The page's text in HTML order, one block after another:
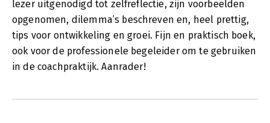
lezer uitgenodigd tot zelfreflectie, zijn voorbeelden
opgenomen, dilemma’s beschreven en, heel prettig,
tips voor ontwikkeling en groei. Fijn en praktisch boek,
ook voor de professionele begeleider om te gebruiken
in de coachpraktijk. Aanrader!